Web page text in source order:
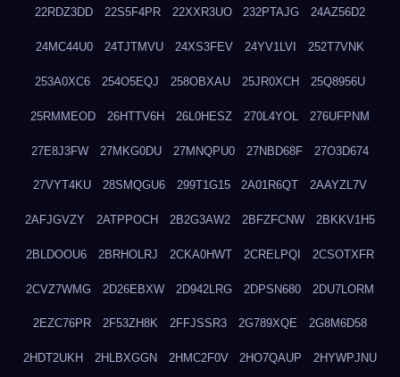
22RDZ3DD 22S5F4PR 22XXR3UO 232PTAJG 24AZ56D2
24MC44U0 24TJTMVU 24XS3FEV 24YV1LVI 252T7VNK
253A0XC6 254O5EQJ 258OBXAU 25JR0XCH 25Q8956U
25RMMEOD 26HTTV6H 26L0HESZ 270L4YOL 276UFPNM
27E8J3FW 27MKG0DU 27MNQPU0 27NBD68F 27O3D674
27VYT4KU 28SMQGU6 299T1G15 2A01R6QT 2AAYZL7V
2AFJGVZY 2ATPPOCH 2B2G3AW2 2BFZFCNW 2BKKV1H5
2BLDOOU6 2BRHOLRJ 2CKA0HWT 2CRELPQI 2CSOTXFR
2CVZ7WMG 2D26EBXW 2D942LRG 2DPSN680 2DU7LORM
2EZC76PR 2F53ZH8K 2FFJSSR3 2G789XQE 2G8M6D58
2HDT2UKH 2HLBXGGN 2HMC2F0V 2HO7QAUP 2HYWPJNU